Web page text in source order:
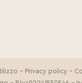
- Privacy policy -